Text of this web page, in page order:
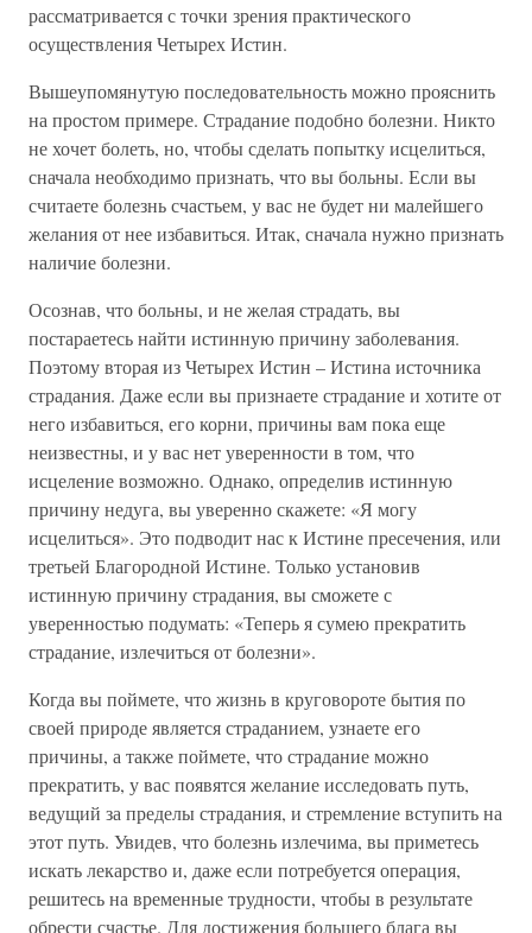
рассматривается с точки зрения практического
осуществления Четырех Истин.
Вышеупомянутую последовательность можно прояснить
на простом примере. Страдание подобно болезни. Никто
не хочет болеть, но, чтобы сделать попытку исцелиться,
сначала необходимо признать, что вы больны. Если вы
считаете болезнь счастьем, у вас не будет ни малейшего
желания от нее избавиться. Итак, сначала нужно признать
наличие болезни.
Осознав, что больны, и не желая страдать, вы
постараетесь найти истинную причину заболевания.
Поэтому вторая из Четырех Истин – Истина источника
страдания. Даже если вы признаете страдание и хотите от
него избавиться, его корни, причины вам пока еще
неизвестны, и у вас нет уверенности в том, что
исцеление возможно. Однако, определив истинную
причину недуга, вы уверенно скажете: «Я могу
исцелиться». Это подводит нас к Истине пресечения, или
третьей Благородной Истине. Только установив
истинную причину страдания, вы сможете с
уверенностью подумать: «Теперь я сумею прекратить
страдание, излечиться от болезни».
Когда вы поймете, что жизнь в круговороте бытия по
своей природе является страданием, узнаете его
причины, а также поймете, что страдание можно
прекратить, у вас появятся желание исследовать путь,
ведущий за пределы страдания, и стремление вступить на
этот путь. Увидев, что болезнь излечима, вы приметесь
искать лекарство и, даже если потребуется операция,
решитесь на временные трудности, чтобы в результате
обрести счастье. Для достижения большего блага вы